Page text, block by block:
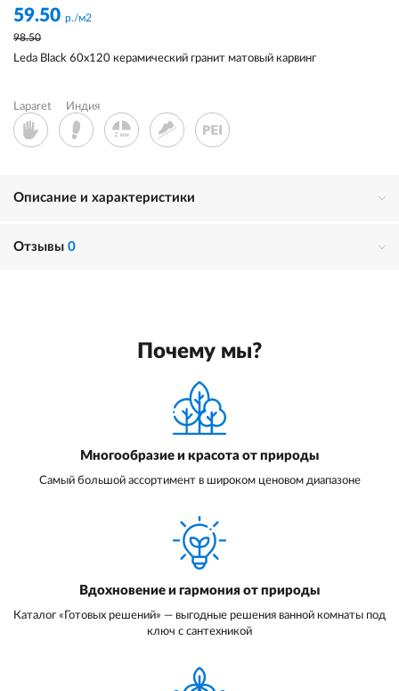
59.50 р./м2
98.50
Leda Black 60x120 керамический гранит матовый карвинг
Laparet Индия
Описание и характеристики
Отзывы 0
Почему мы?
Многообразие и красота от природы
Самый большой ассортимент в широком ценовом диапазоне
Вдохновение и гармония от природы
Каталог «Готовых решений» — выгодные решения ванной комнаты под
ключ с сантехникой